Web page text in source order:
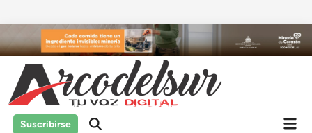
al
contenido
Suscribirse